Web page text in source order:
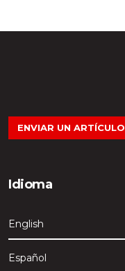
ENVIAR UN ARTÍCULO
Idioma
English
Español